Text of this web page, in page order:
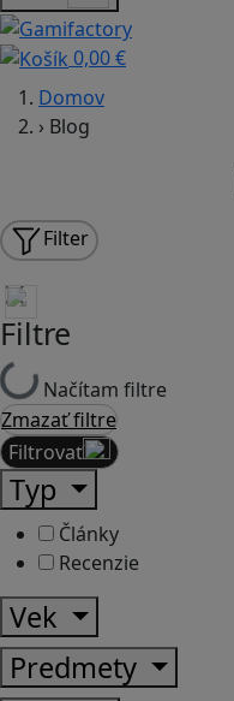
0,00 €
Domov
› Blog
Filter
Filtre
Načítam filtre
Zmazať filtre
Filtrovať
Typ
Články
Recenzie
Vek
Predmety